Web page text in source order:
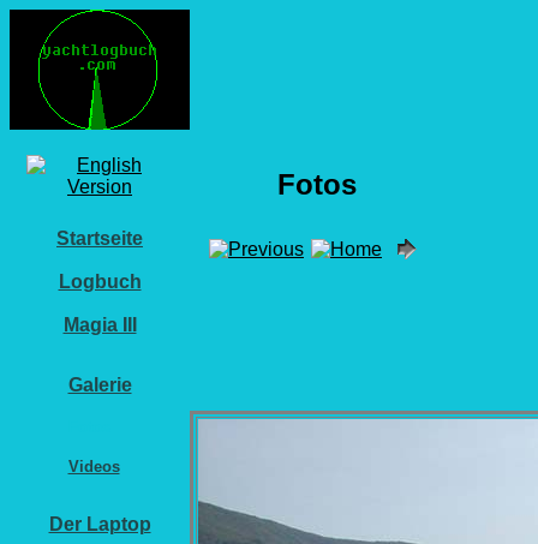
Startseite
Logbuch
Magia III
Galerie
Videos
Der Laptop
Fotos